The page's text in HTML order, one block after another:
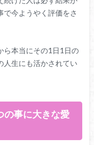
で今ようやく評価をさ
ら本当にその1日1日の
人生にも活かされてい
の事に大きな愛